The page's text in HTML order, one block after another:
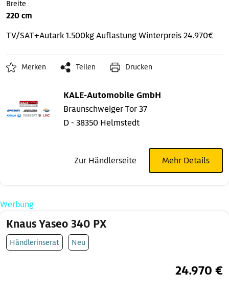
Breite
220 cm
TV/SAT+Autark1.500kg AuflastungWinterpreis 24.970€
Merken Teilen Drucken
KALE-Automobile GmbH
Braunschweiger Tor 37
D - 38350 Helmstedt
Zur Händlerseite Mehr Details
Werbung
Knaus Yaseo 340 PX
Händlerinserat Neu
24.970 €